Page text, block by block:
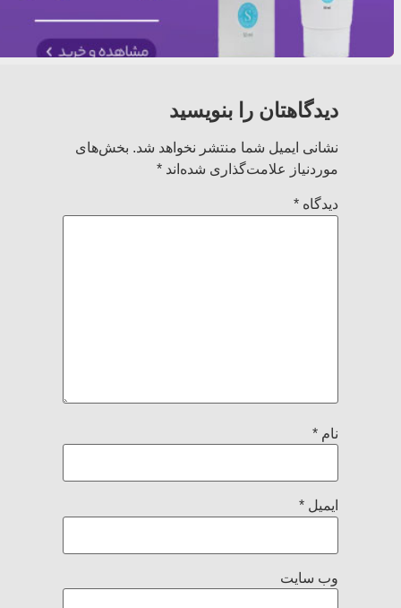
دیدگاهتان را بنویسید
نشانی ایمیل شما منتشر نخواهد شد. بخش‌های
موردنیاز علامت‌گذاری شده‌اند *
دیدگاه*
نام*
ایمیل*
وب‌ سایت